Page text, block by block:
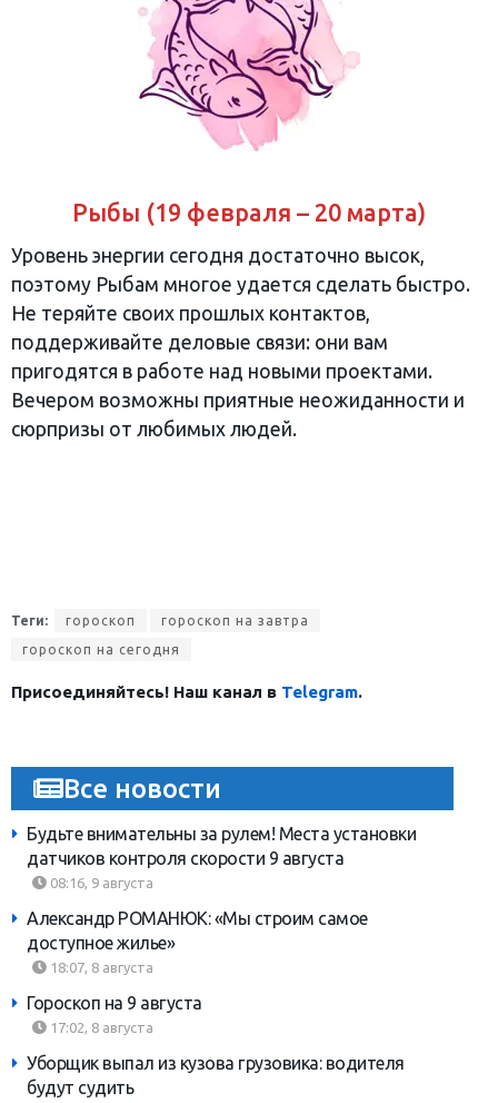
Рыбы (19 февраля – 20 марта)
Уровень энергии сегодня достаточно высок,
поэтому Рыбам многое удается сделать быстро.
Не теряйте своих прошлых контактов,
поддерживайте деловые связи: они вам
пригодятся в работе над новыми проектами.
Вечером возможны приятные неожиданности и
сюрпризы от любимых людей.
Теги: гороскоп
гороскоп на завтра
гороскоп на сегодня
Присоединяйтесь! Наш канал в Telegram.
Все новости
Будьте внимательны за рулем! Места установки
датчиков контроля скорости 9 августа
08:16, 9 августа
Александр РОМАНЮК: «Мы строим самое
доступное жилье»
18:07, 8 августа
Гороскоп на 9 августа
17:02, 8 августа
Уборщик выпал из кузова грузовика: водителя
будут судить